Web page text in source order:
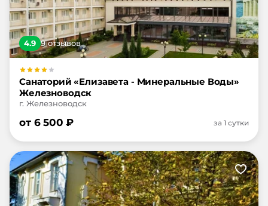
4.9 9отзывов
Санаторий «Елизавета - Минеральные Воды»
Железноводск
г. Железноводск
от 6 500 ₽ за 1 сутки